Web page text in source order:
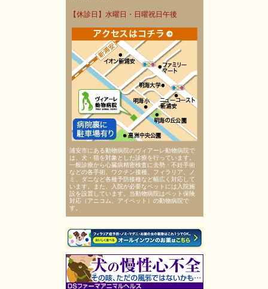
【休診日】水曜日・日曜祝日午後
浦安市にある動物病院のヴィアーレ動物病院で
は、犬・猫を対象とした診療を行っています。
一般診療から心臓病精密検査に去勢・不妊手術
などの各手術、ワクチン接種、フィラリア、ノ
ミ、ダニなど各種予防接種など幅広く対応して
います。また、入院が必要なペットには入院施
設を設置しています。当動物病院はペット保険
対応（アニコム、アイペット）の動物病院で
す。